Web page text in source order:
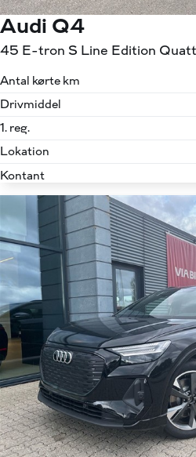
Audi Q4
45 E-tron S Line Edition
Antal kørte km
Drivmiddel
1. reg.
Lokation
Kontant